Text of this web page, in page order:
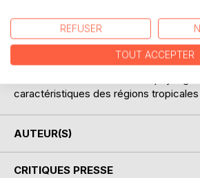
géographie, leur culture, leur
tradition l'emporte souvent sur la
Le récit est illustré d'anecdotes
travers des témoignages vivants de
caractéristiques des régions tropicales
AUTEUR(S)
CRITIQUES PRESSE
REFUSER
TOUT ACCEPTER